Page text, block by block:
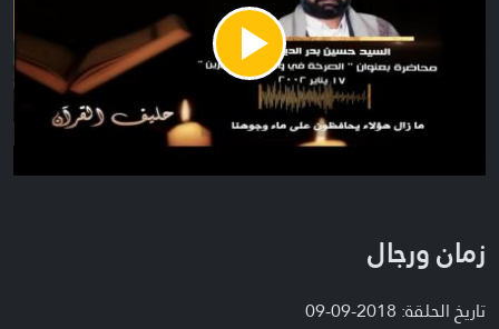
Play
Video
زمان ورجال
تاريخ الحلقة: 2018-09-09